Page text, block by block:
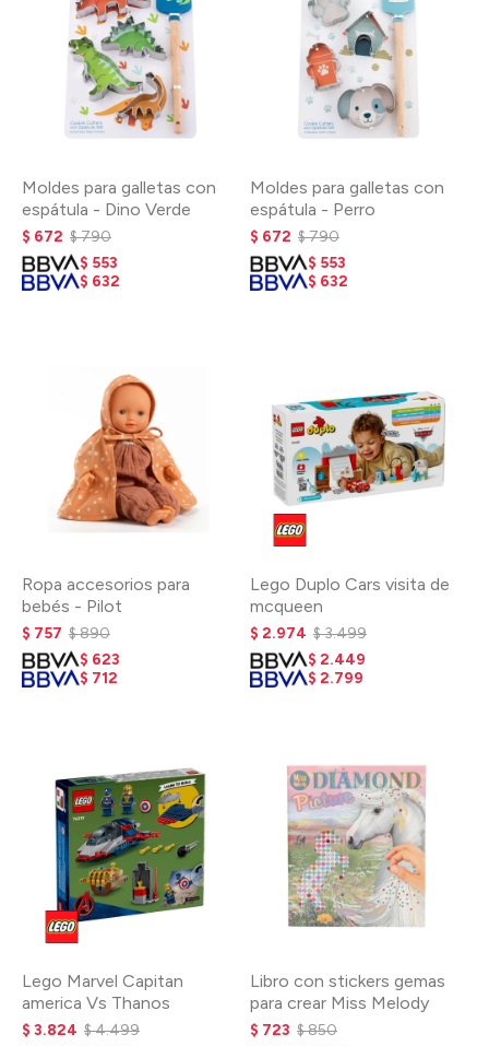
Moldes para galletas con
espátula - Dino Verde
$ 672 $790
$ 553
$ 632
Moldes para galletas con
espátula - Perro
$ 672 $790
$ 553
$ 632
Ropa accesorios para
bebés - Pilot
$ 757 $890
$ 623
$ 712
Lego Duplo Cars visita de
mcqueen
$ 2.974 $3.499
$ 2.449
$ 2.799
Lego Marvel Capitan
america Vs Thanos
$ 3.824 $4.499
Libro con stickers gemas
para crear Miss Melody
$ 723 $850